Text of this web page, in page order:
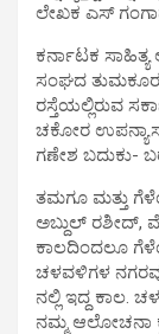
ಲೇಖಕ ಎಸ್
ಕರ್ನಾಟಕ
ಸಂಘದ ತುಮಕೂರು
ರಸ್ತೆಯಲ್ಲಿರುವ
ಚಕೋರ ಉಪನ್ಯಾಸ
ಗಣೇಶ ಬದುಕು-
ತಮಗೂ ಮತ್ತು
ಅಬ್ದುಲ್ ರಶೀದ್,
ಕಾಲದಿಂದಲೂ
ಚಳವಳಿಗಳ
ನಲ್ಲಿ ಇದ್ದ ಕಾಲ.
ನಮ್ಮ ಆಲೋಚನಾ